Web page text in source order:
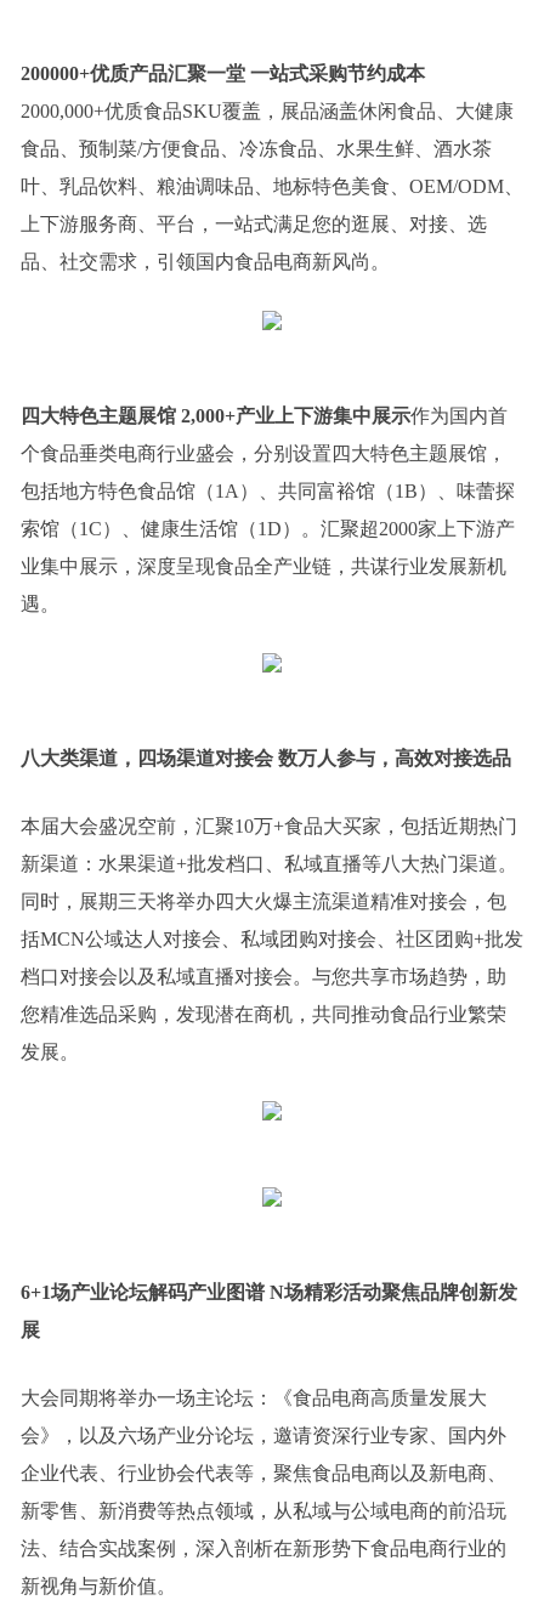
200000+优质产品汇聚一堂 一站式采购节约成本
2000,000+优质食品SKU覆盖，展品涵盖休闲食品、大健康
食品、预制菜/方便食品、冷冻食品、水果生鲜、酒水茶
叶、乳品饮料、粮油调味品、地标特色美食、OEM/ODM、
上下游服务商、平台，一站式满足您的逛展、对接、选
品、社交需求，引领国内食品电商新风尚。
四大特色主题展馆 2,000+产业上下游集中展示作为国内首
个食品垂类电商行业盛会，分别设置四大特色主题展馆，
包括地方特色食品馆（1A）、共同富裕馆（1B）、味蕾探
索馆（1C）、健康生活馆（1D）。汇聚超2000家上下游产
业集中展示，深度呈现食品全产业链，共谋行业发展新机
遇。
八大类渠道， 四场渠道对接会 数万人参与，高效对接选品
本届大会盛况空前，汇聚10万+食品大买家，包括近期热门
新渠道：水果渠道+批发档口、私域直播等八大热门渠道。
同时，展期三天将举办四大火爆主流渠道精准对接会，包
括MCN公域达人对接会、私域团购对接会、社区团购+批发
档口对接会以及私域直播对接会。与您共享市场趋势，助
您精准选品采购，发现潜在商机，共同推动食品行业繁荣
发展。
6+1场产业论坛解码产业图谱 N场精彩活动聚焦品牌创新发
展
大会同期将举办一场主论坛：《食品电商高质量发展大
会》，以及六场产业分论坛，邀请资深行业专家、国内外
企业代表、行业协会代表等，聚焦食品电商以及新电商、
新零售、新消费等热点领域，从私域与公域电商的前沿玩
法、结合实战案例，深入剖析在新形势下食品电商行业的
新视角与新价值。